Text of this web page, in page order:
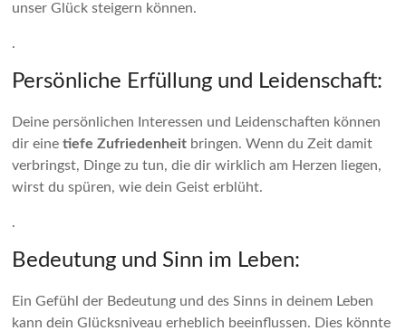
unser Glück steigern können.
.
Persönliche Erfüllung und Leidenschaft:
Deine persönlichen Interessen und Leidenschaften können
dir einetiefe Zufriedenheit bringen. Wenn du Zeit damit
verbringst, Dinge zu tun, die dir wirklich am Herzen liegen,
wirst du spüren, wie dein Geist erblüht.
.
Bedeutung und Sinn im Leben:
Ein Gefühl der Bedeutung und des Sinns in deinem Leben
kann dein Glücksniveau erheblich beeinflussen. Dies könnte